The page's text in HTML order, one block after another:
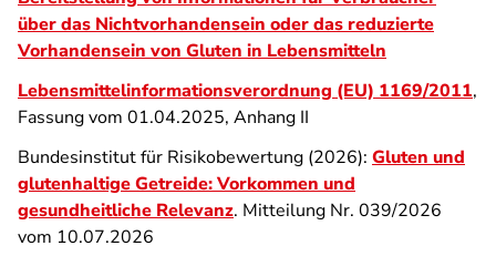
über das Nichtvorhandensein oder das reduzierte
Vorhandensein von Gluten in Lebensmitteln
Lebensmittelinformationsverordnung (EU) 1169/2011,
Fassung vom 01.04.2025, Anhang II
Bundesinstitut für Risikobewertung (2026): Gluten und
glutenhaltige Getreide: Vorkommen und
gesundheitliche Relevanz. Mitteilung Nr. 039/2026
vom 10.07.2026